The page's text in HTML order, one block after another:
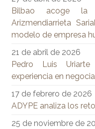
Bilbao acoge la
Arizmendiarrieta
modelo de empresa
21 de abril de 2026
Pedro Luis
experiencia en
17 de febrero de 2026
ADYPE analiza los
25 de noviembre de